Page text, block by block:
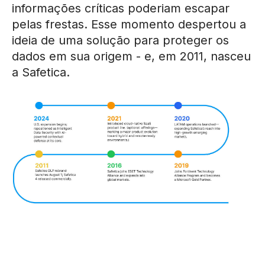
informações críticas poderiam escapar
pelas frestas. Esse momento despertou a
ideia de uma solução para proteger os
dados em sua origem - e, em 2011, nasceu
a Safetica.